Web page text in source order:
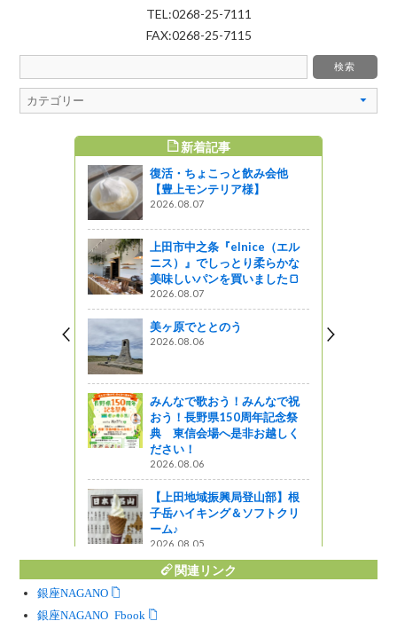
TEL:0268-25-7111
FAX:0268-25-7115
新着記事
復活・ちょこっと飲み会他
【豊上モンテリア様】
2026.08.07
上田市中之条『elnice（エル
ニス）』でしっとり柔らかな
美味しいパンを買いました🍞
2026.08.07
美ヶ原でととのう
2026.08.06
みんなで歌おう！みんなで祝
おう！長野県150周年記念祭
典 東信会場へ是非お越しく
ださい！
2026.08.06
【上田地域振興局登山部】根
子岳ハイキング＆ソフトクリ
ーム♪
2026.08.05
関連リンク
銀座NAGANO
銀座NAGANO Facebook